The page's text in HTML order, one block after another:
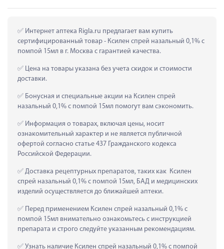
Интернет аптека Rigla.ru предлагает вам купить
сертифицированный товар - Ксилен спрей назальный 0,1% с
помпой 15мл в г. Москва с гарантией качества.
Цена на товары указана без учета скидок и стоимости
доставки.
Бонусная и специальные акции на Ксилен спрей
назальный 0,1% с помпой 15мл помогут вам сэкономить.
Информация о товарах, включая цены, носит
ознакомительный характер и не является публичной
офертой согласно статье 437 Гражданского кодекса
Российской Федерации.
Доставка рецептурных препаратов, таких как  Ксилен
спрей назальный 0,1% с помпой 15мл, БАД и медицинских
изделий осуществляется до ближайшей аптеки.
Перед применением Ксилен спрей назальный 0,1% с
помпой 15мл внимательно ознакомьтесь с инструкцией
препарата и строго следуйте указанным рекомендациям.
Узнать наличие Ксилен спрей назальный 0,1% с помпой